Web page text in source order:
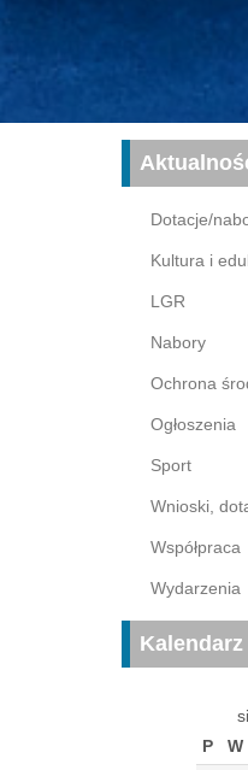
Dotacje/
Kultura i
LGR
Nabory
Ochrona
Ogłoszenia
Sport
Wnioski,
Współpraca
Wydarzenia
P
W